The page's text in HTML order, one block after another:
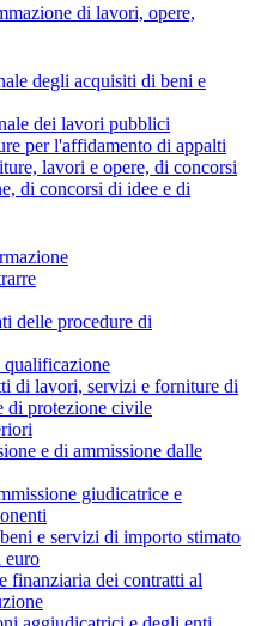
di lavori, opere,
degli acquisiti di beni e
dei lavori pubblici
per l'affidamento di appalti
lavori e opere, di concorsi
di concorsi di idee e di
delle procedure di
qualificazione
di lavori, servizi e forniture di
di protezione civile
e di ammissione dalle
giudicatrice e
e servizi di importo stimato
euro
finanziaria dei contratti al